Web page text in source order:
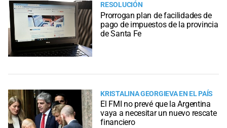
RESOLUCIÓN
Prorrogan plan de facilidades de
pago de impuestos de la provincia
de Santa Fe
KRISTALINA GEORGIEVA EN EL PAÍS
El FMI no prevé que la Argentina
vaya a necesitar un nuevo rescate
financiero